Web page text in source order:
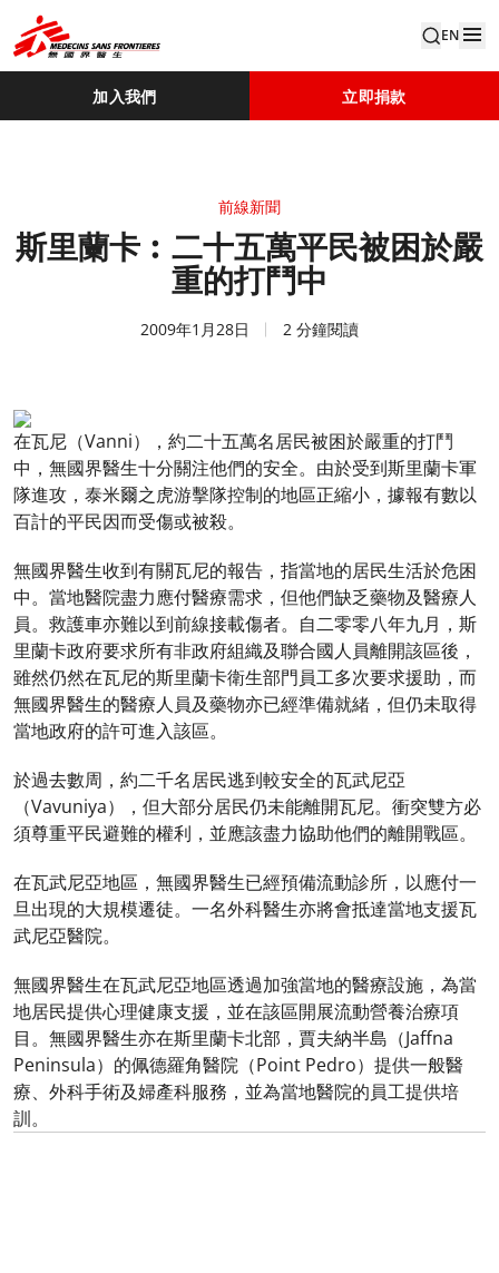
EN
加入我們 立即捐款
前線新聞
斯里蘭卡︰二十五萬平民被困於嚴
重的打鬥中
2009年1月28日 2 分鐘閱讀
在瓦尼（Vanni），約二十五萬名居民被困於嚴重的打鬥
中，無國界醫生十分關注他們的安全。由於受到斯里蘭卡軍
隊進攻，泰米爾之虎游擊隊控制的地區正縮小，據報有數以
百計的平民因而受傷或被殺。
無國界醫生收到有關瓦尼的報告，指當地的居民生活於危困
中。當地醫院盡力應付醫療需求，但他們缺乏藥物及醫療人
員。救護車亦難以到前線接載傷者。自二零零八年九月，斯
里蘭卡政府要求所有非政府組織及聯合國人員離開該區後，
雖然仍然在瓦尼的斯里蘭卡衛生部門員工多次要求援助，而
無國界醫生的醫療人員及藥物亦已經準備就緒，但仍未取得
當地政府的許可進入該區。
於過去數周，約二千名居民逃到較安全的瓦武尼亞
（Vavuniya），但大部分居民仍未能離開瓦尼。衝突雙方必
須尊重平民避難的權利，並應該盡力協助他們的離開戰區。
在瓦武尼亞地區，無國界醫生已經預備流動診所，以應付一
旦出現的大規模遷徒。一名外科醫生亦將會抵達當地支援瓦
武尼亞醫院。
無國界醫生在瓦武尼亞地區透過加強當地的醫療設施，為當
地居民提供心理健康支援，並在該區開展流動營養治療項
目。無國界醫生亦在斯里蘭卡北部，賈夫納半島（Jaffna
Peninsula）的佩德羅角醫院（Point Pedro）提供一般醫
療、外科手術及婦產科服務，並為當地醫院的員工提供培
訓。